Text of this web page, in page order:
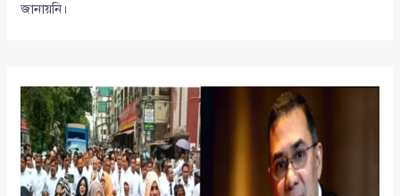
জানায়নি।